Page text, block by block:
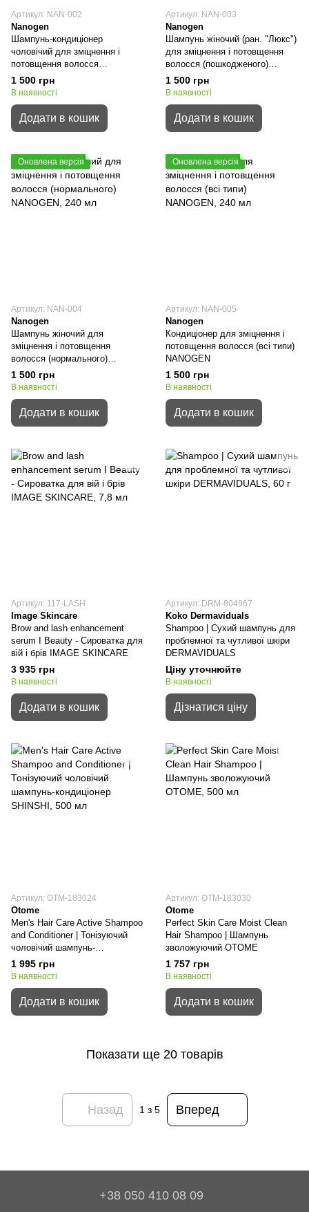
Артикул: NAN-002
Nanogen
Шампунь-кондиціонер
чоловічий для зміцнення і
потовщення волосся
NANOGEN
1 500 грн
В наявності
Додати в кошик
Артикул: NAN-003
Nanogen
Шампунь жіночий (ран. "Люкс")
для зміцнення і потовщення
волосся (пошкодженого)
NANOGEN
1 500 грн
В наявності
Додати в кошик
Оновлена версія
Артикул: NAN-004
Nanogen
Шампунь жіночий для
зміцнення і потовщення
волосся (нормального)
NANOGEN
1 500 грн
В наявності
Додати в кошик
Оновлена версія
Артикул: NAN-005
Nanogen
Кондиціонер для зміцнення і
потовщення волосся (всі типи)
NANOGEN
1 500 грн
В наявності
Додати в кошик
Артикул: 117-LASH
Image Skincare
Brow and lash enhancement
serum I Beauty - Сироватка для
вій і брів IMAGE SKINCARE
3 935 грн
В наявності
Додати в кошик
Артикул: DRM-804967
Koko Dermaviduals
Shampoo | Сухий шампунь для
проблемної та чутливої шкіри
DERMAVIDUALS
Ціну уточнюйте
В наявності
Дізнатися ціну
Артикул: OTM-183024
Otome
Men's Hair Care Active Shampoo
and Conditioner | Тонізуючий
чоловічий шампунь-
кондиціонер SHINSHI
1 995 грн
В наявності
Додати в кошик
Артикул: OTM-183030
Otome
Perfect Skin Care Moist Clean
Hair Shampoo | Шампунь
зволожуючий OTOME
1 757 грн
В наявності
Додати в кошик
Показати ще 20 товарів
Назад 1 з 5 Вперед
+38 050 410 08 09